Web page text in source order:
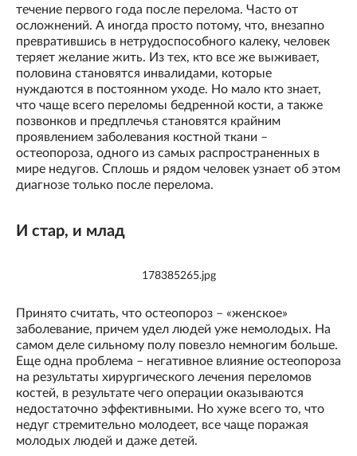
течение первого года после перелома. Часто от
осложнений. А иногда просто потому, что, внезапно
превратившись в нетрудоспособного калеку, человек
теряет желание жить. Из тех, кто все же выживает,
половина становятся инвалидами, которые
нуждаются в постоянном уходе. Но мало кто знает,
что чаще всего переломы бедренной кости, а также
позвонков и предплечья становятся крайним
проявлением заболевания костной ткани –
остеопороза, одного из самых распространенных в
мире недугов. Сплошь и рядом человек узнает об этом
диагнозе только после перелома.
И стар, и млад
178385265.jpg
Принято считать, что остеопороз – «женское»
заболевание, причем удел людей уже немолодых. На
самом деле сильному полу повезло немногим больше.
Еще одна проблема – негативное влияние остеопороза
на результаты хирургического лечения переломов
костей, в результате чего операции оказываются
недостаточно эффективными. Но хуже всего то, что
недуг стремительно молодеет, все чаще поражая
молодых людей и даже детей.